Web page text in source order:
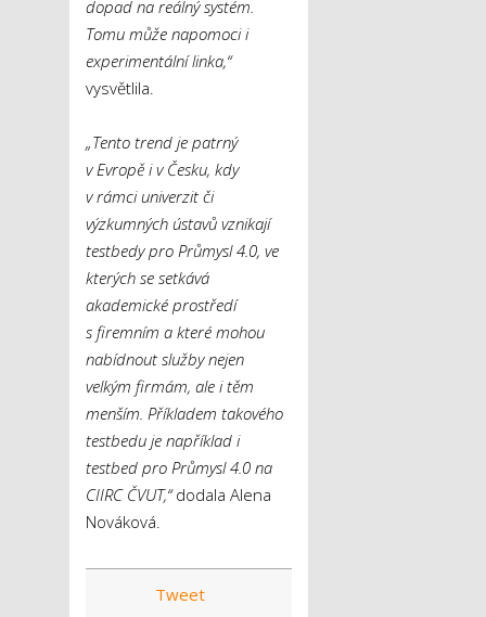
dopad na reálný systém.
Tomu může napomoci i
experimentální linka,“
vysvětlila.
„Tento trend je patrný
v Evropě i v Česku, kdy
v rámci univerzit či
výzkumných ústavů vznikají
testbedy pro Průmysl 4.0, ve
kterých se setkává
akademické prostředí
s firemním a které mohou
nabídnout služby nejen
velkým firmám, ale i těm
menším. Příkladem takového
testbedu je například i
testbed pro Průmysl 4.0 na
CIIRC ČVUT,“dodala Alena
Nováková.
Tweet